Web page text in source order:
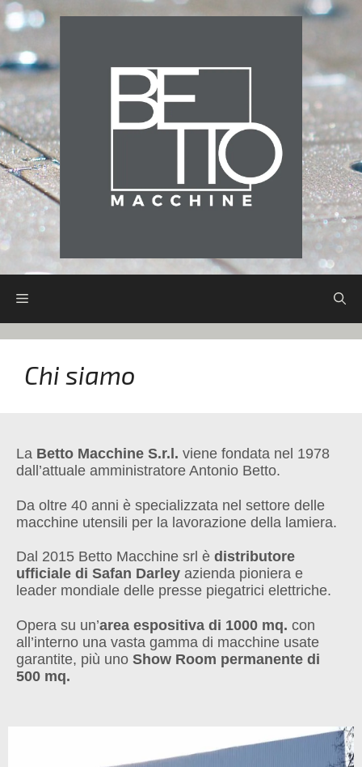
Chi siamo
La Betto Macchine S.r.l. viene fondata nel 1978
dall’attuale amministratore Antonio Betto.
Da oltre 40 anni è specializzata nel settore delle
macchine utensili per la lavorazione della lamiera.
Dal 2015 Betto Macchine srl è distributore
ufficiale di Safan Darley azienda pioniera e
leader mondiale delle presse piegatrici elettriche.
Opera su un’area espositiva di 1000 mq. con
all’interno una vasta gamma di macchine usate
garantite, più uno Show Room permanente di
500 mq.